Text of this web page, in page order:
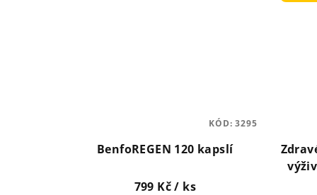
BenfoREGEN 120 kapslí
799 Kč/ ks
KÓD:3295